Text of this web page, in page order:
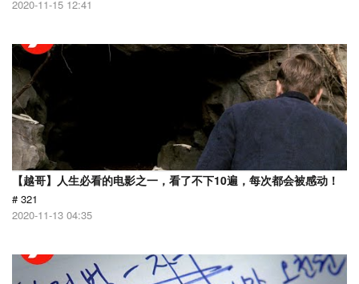
2020-11-15 12:41
【越哥】人生必看的电影之一，看了不下10遍，每次都会被感动！
# 321
2020-11-13 04:35